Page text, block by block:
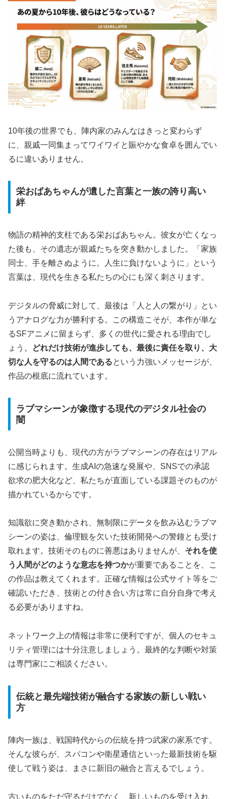
10年後の世界でも、陣内家のみんなはきっと変わらず
に、親戚一同集まってワイワイと賑やかな食卓を囲んでい
るに違いありません。
栄おばあちゃんが遺した言葉と一族の誇り高い
絆
物語の精神的支柱である栄おばあちゃん。彼女が亡くなっ
た後も、その遺志が親戚たちを突き動かしました。「家族
同士、手を離さぬように。人生に負けないように」という
言葉は、現代を生きる私たちの心にも深く刺さります。
デジタルの脅威に対して、最後は「人と人の繋がり」とい
うアナログな力が勝利する。この構造こそが、本作が単な
るSFアニメに留まらず、多くの世代に愛される理由でし
ょう。
どれだけ技術が進歩しても、最後に責任を取り、大
切な人を守るのは人間であるという力強いメッセージが、
作品の根底に流れています。
ラブマシーンが象徴する現代のデジタル社会の
闇
公開当時よりも、現代の方がラブマシーンの存在はリアル
に感じられます。生成AIの急速な発展や、SNSでの承認
欲求の肥大化など、私たちが直面している課題そのものが
描かれているからです。
知識欲に突き動かされ、無制限にデータを飲み込むラブマ
シーンの姿は、倫理観を欠いた技術開発への警鐘とも受け
取れます。技術そのものに善悪はありませんが、 それを使
う人間がどのような意志を持つかが重要であることを、こ
の作品は教えてくれます。正確な情報は公式サイト等をご
確認いただき、技術との付き合い方は常に自分自身で考え
る必要がありますね。
ネットワーク上の情報は非常に便利ですが、個人のセキュ
リティ管理には十分注意しましょう。最終的な判断や対策
は専門家にご相談ください。
伝統と最先端技術が融合する家族の新しい戦い
方
陣内一族は、戦国時代からの伝統を持つ武家の家系です。
そんな彼らが、スパコンや衛星通信といった最新技術を駆
使して戦う姿は、まさに新旧の融合と言えるでしょう。
古いものをただ守るだけでなく、新しいものを受け入れ、